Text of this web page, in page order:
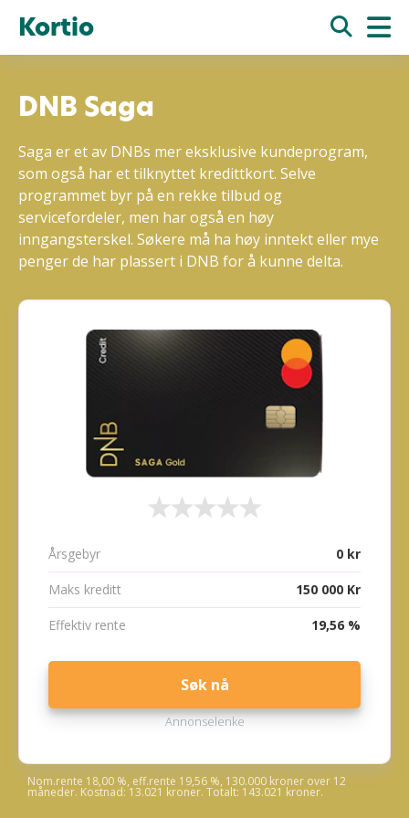
Kortio
Årsgebyr 0 kr
Maks kreditt 150 000 Kr
Effektiv rente 19,56 %
Søk nå
Annonselenke
Nom.rente 18,00 %, eff.rente 19,56 %, 130.000 kroner over 12
måneder. Kostnad: 13.021 kroner. Totalt: 143.021 kroner.
DNB Saga
Saga er et av DNBs mer eksklusive kundeprogram,
som også har et tilknyttet kredittkort. Selve
programmet byr på en rekke tilbud og
servicefordeler, men har også en høy
inngangsterskel. Søkere må ha høy inntekt eller mye
penger de har plassert i DNB for å kunne delta.